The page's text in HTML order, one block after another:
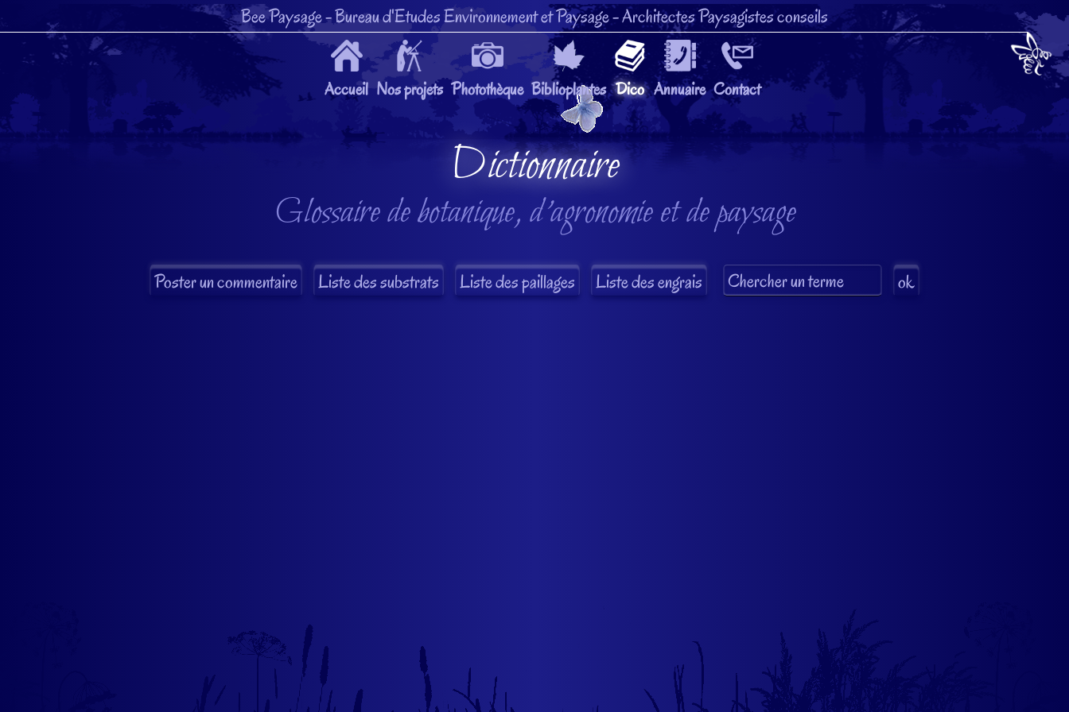
Bee Paysage- Bureau d'Etudes Environnement et Paysage- Architectes Paysagistes conseils
Accueil Nos projets Photothèque Biblioplantes Dico Annuaire Contact
Dictionnaire
Glossaire de botanique, d'agronomie et de paysage
Liste des substrats Liste des paillages Liste des engrais